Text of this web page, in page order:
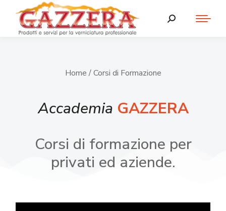
Home / Corsi di Formazione
Accademia GAZZERA
Corsi di formazione per
privati ed aziende.